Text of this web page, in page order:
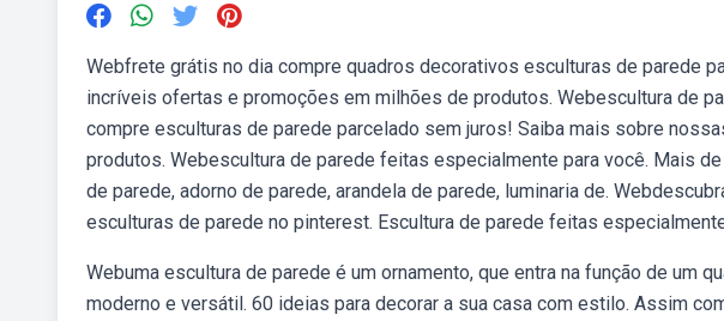
Webfrete grátis no dia compre quadros decorativos esculturas de parede
incríveis ofertas e promoções em milhões de produtos. Webescultura de
compre esculturas de parede parcelado sem juros! Saiba mais sobre
produtos. Webescultura de parede feitas especialmente para você. Mais
de parede, adorno de parede, arandela de parede, luminaria de.
esculturas de parede no pinterest. Escultura de parede feitas
Webuma escultura de parede é um ornamento, que entra na função de um
moderno e versátil. 60 ideias para decorar a sua casa com estilo. Assim